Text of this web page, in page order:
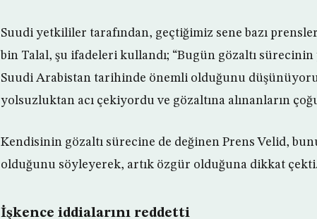
Suudi yetkililer tarafından, geçtiğimiz sene bazı
bin Talal, şu ifadeleri kullandı; “Bugün gözaltı
Suudi Arabistan tarihinde önemli olduğunu
yolsuzluktan acı çekiyordu ve gözaltına alınanların
Kendisinin gözaltı sürecine de değinen Prens Velid,
olduğunu söyleyerek, artık özgür olduğuna dikkat çekti.
İşkence iddialarını reddetti